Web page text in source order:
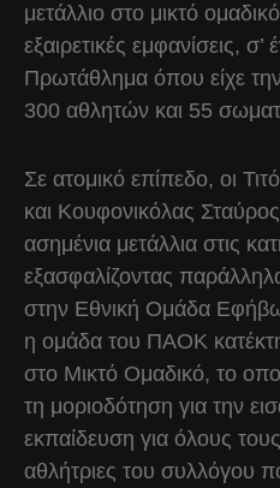
μετάλλιο στο μικτό
εξαιρετικές εμφανίσεις,
Πρωτάθλημα όπου είχε
300 αθλητών και 55
Σε ατομικό επίπεδο, οι
και Κουφονικόλας
ασημένια μετάλλια στις
εξασφαλίζοντας
στην Εθνική Ομάδα
η ομάδα του ΠΑΟΚ
στο Μικτό Ομαδικό, το
τη μοριοδότηση για την
εκπαίδευση για όλους τους
αθλήτριες του συλλόγου